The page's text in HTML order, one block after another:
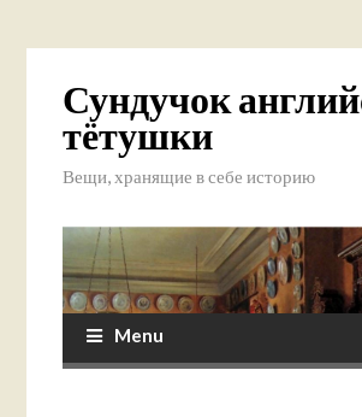
Сундучок
тётушки
Вещи, хранящие в себе историю
Menu